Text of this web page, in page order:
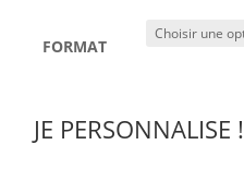
FORMAT
JE PERSONNALISE !